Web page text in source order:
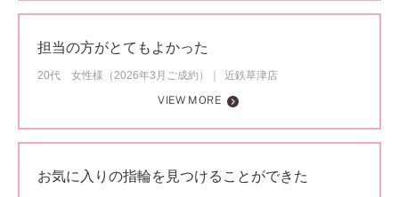
担当の方がとてもよかった
20代 女性様（2026年3月ご成約）
近鉄草津店
VIEW MORE
お気に入りの指輪を見つけることができた